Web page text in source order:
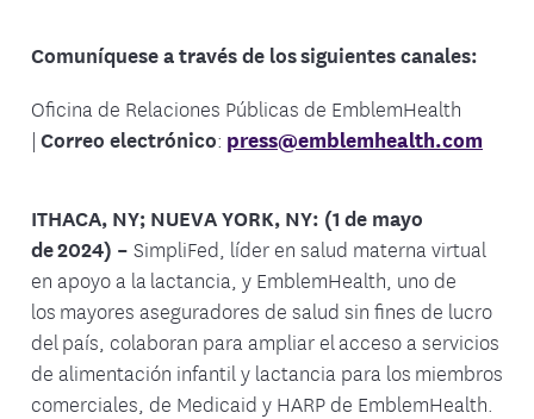
Comuníquese a través de los siguientes canales:
Oficina de Relaciones Públicas de EmblemHealth
| Correo electrónico: press@emblemhealth.com
ITHACA, NY; NUEVA YORK, NY: (1 de mayo
de 2024) – SimpliFed, líder en salud materna virtual
en apoyo a la lactancia, y EmblemHealth, uno de
los mayores aseguradores de salud sin fines de lucro
del país, colaboran para ampliar el acceso a servicios
de alimentación infantil y lactancia para los miembros
comerciales, de Medicaid y HARP de EmblemHealth.